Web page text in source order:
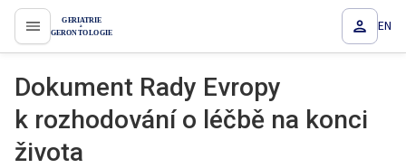
proLékaře.cz EN
Dokument Rady Evropy
k rozhodování o léčbě na konci
života